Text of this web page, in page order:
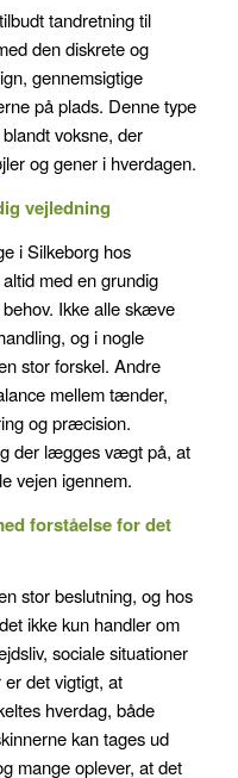
tandretning til
den diskrete og
gennemsigtige
på plads. Denne type
voksne, der
og gener i hverdagen.
vejledning
i Silkeborg hos
med en grundig
Ikke alle skæve
og i nogle
stor forskel. Andre
mellem tænder,
og præcision.
der lægges vægt på, at
vejen igennem.
forståelse for det
stor beslutning, og hos
ikke kun handler om
sociale situationer
det vigtigt, at
hverdag, både
kan tages ud
mange oplever, at det